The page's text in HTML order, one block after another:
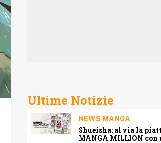
Ultime Notizie
NEWS MANGA
Shueisha: al via la
MANGA MILLION